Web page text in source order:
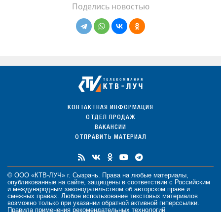
Поделись новостью
КОНТАКТНАЯ ИНФОРМАЦИЯ
ОТДЕЛ ПРОДАЖ
ВАКАНСИИ
ОТПРАВИТЬ МАТЕРИАЛ
© ООО «КТВ-ЛУЧ» г. Сызрань. Права на любые материалы
опубликованные на сайте, защищены в соответствии с Российским
и международным законодательством об авторском праве и
смежных правах. Любое использование текстовых материалов
возможно только при указании обратной активной гиперссылки.
Правила применения рекомендательных технологий